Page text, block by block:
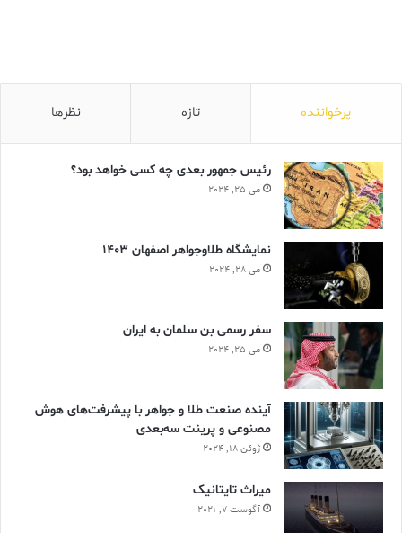
پرخواننده تازه نظرها
رئیس جمهور بعدی چه کسی خواهد بود؟
می 25, 2024
نمایشگاه طلاوجواهر اصفهان 1403
می 28, 2024
سفر رسمی بن سلمان به ایران
می 25, 2024
آینده صنعت طلا و جواهر با پیشرفت‌های هوش
مصنوعی و پرینت سه‌بعدی
ژوئن 18, 2024
ميراث تايتانيک
آگوست 7, 2021